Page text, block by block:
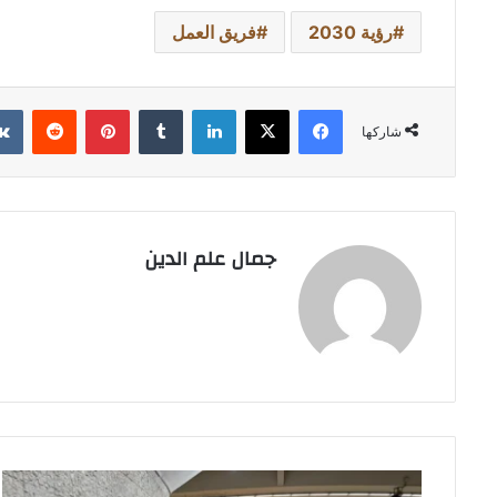
رؤية 2030 فريق العمل
شاركها
فيسبوك ‫X لينكدإن بينتيريست
جمال علم الدين
العربية: